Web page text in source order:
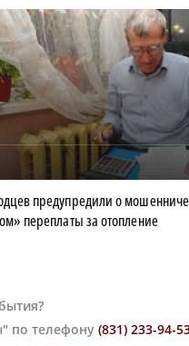
предупредили о
переплаты за отопление
по телефону (831) 233-94-